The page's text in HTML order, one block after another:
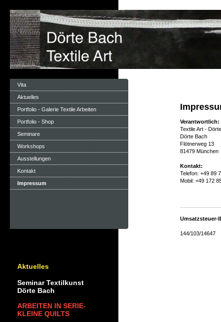
Verantwortlich:
Textile Art -
Dörte Bach
Flötnerweg 13
81479 München
Kontakt:
Telefon: +49 89
Mobil: +49 172
Umsatzsteuer-
144/103/14647
Vita
Aktuelles
Portfolio - Galerie Textile Arbeiten
Portfolio - Shop
Seminare
Workshops
Ausstellungen
Kontakt
Impressum
Aktuelles
Seminar Textilkunst
Dörte Bach
ARBEITEN IN SERIE-
KLEINE QUILTS